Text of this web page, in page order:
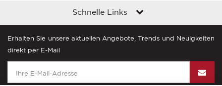
Schnelle Links
Erhalten Sie unsere aktuellen Angebote, Trends und Neuigkeiten
direkt per E-Mail